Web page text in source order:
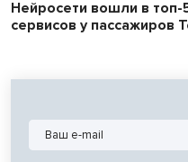
Нейросети вошли в
сервисов у пассажиров